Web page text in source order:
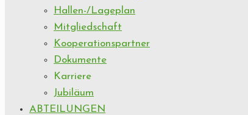
Hallen-/Lageplan
Mitgliedschaft
Kooperationspartner
Dokumente
Karriere
Jubiläum
ABTEILUNGEN